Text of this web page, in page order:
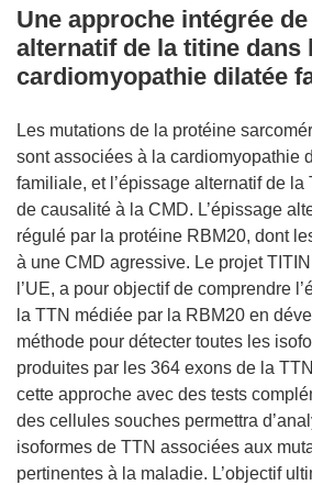
Une approche intégrée de
alternatif de la titine dans
cardiomyopathie dilatée
Les mutations de la protéine
sont associées à la cardiomyopathie
familiale, et l’épissage alternatif de
de causalité à la CMD. L’épissage
régulé par la protéine RBM20, dont
à une CMD agressive. Le projet
l’UE, a pour objectif de comprendre
la TTN médiée par la RBM20 en
méthode pour détecter toutes les
produites par les 364 exons de la
cette approche avec des tests
des cellules souches permettra
isoformes de TTN associées aux
pertinentes à la maladie. L’objectif